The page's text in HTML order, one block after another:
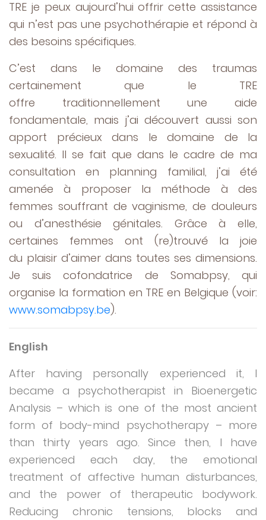
TRE je peux aujourd’hui offrir cette assistance
qui n’est pas une psychothérapie et répond à
des besoins spécifiques.
C’est dans le domaine des traumas
certainement que le TRE
offre traditionnellement une aide
fondamentale, mais j’ai découvert aussi son
apport précieux dans le domaine de la
sexualité. Il se fait que dans le cadre de ma
consultation en planning familial, j’ai été
amenée à proposer la méthode à des
femmes souffrant de vaginisme, de douleurs
ou d’anesthésie génitales. Grâce à elle,
certaines femmes ont (re)trouvé la joie
du plaisir d’aimer dans toutes ses dimensions.
Je suis cofondatrice de Somabpsy, qui
organise la formation en TRE en Belgique (voir:
www.somabpsy.be).
English
After having personally experienced it, I
became a psychotherapist in Bioenergetic
Analysis – which is one of the most ancient
form of body-mind psychotherapy – more
than thirty years ago. Since then, I have
experienced each day, the emotional
treatment of affective human disturbances,
and the power of therapeutic bodywork.
Reducing chronic tensions, blocks and